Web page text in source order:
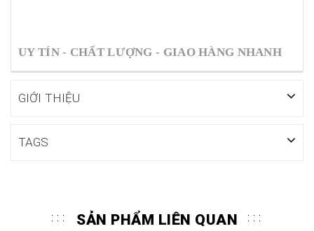
UY TÍN - CHẤT LƯỢNG - GIAO HÀNG NHANH
GIỚI THIỆU
TAGS
SẢN PHẨM LIÊN QUAN